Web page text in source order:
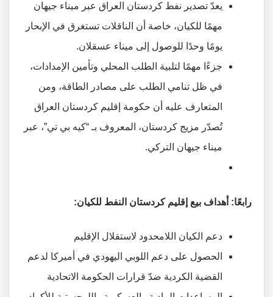
يعدّ تصدير نفط كردستان العراق عبر ميناء جيهان
مهمًا للكيان، خاصة أن الناقلات تستغرق في الإبحار
يومًا وحدًا للوصول إلى ميناء عسقلان.
جزءًا مهمًا لتلبية الطلب المحلي وتأمين الإمدادات،
في ظل تنامي الطلب على مصادر الطاقة، ومن
المتعارف عليه أن حكومة إقليم كردستان العراق
تُصدّر مزيج كردستان، المعروف بـ “كيه بي تي”، عبر
ميناء جيهان التركي.
رابعًا: أهداف بيع إقليم كردستان النفط للكيان:
دعم الكيان اللامحدود لاستقلال الإقليم
الحصول على دعم اللوبي اليهودي في أميركا لدعم
القضية الكردية ضدّ قرارات الحكومة الاتحادية